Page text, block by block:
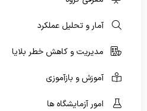
پیشگیری و مبارزه با بیماریهای غیرواگیر
سلامت روانی،اجتماعی و اعتیاد
بهبود تغذیه جامعه
بهداشت دهان و دندان
آمار و تحلیل عملکرد
مدیریت و کاهش خطر بلایا
آموزش و بازآموزی
امور آزمایشگاه ها